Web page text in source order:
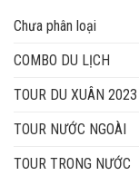
Chưa phân loại
COMBO DU LỊCH
TOUR DU XUÂN 2023
TOUR NƯỚC NGOÀI
TOUR TRONG NƯỚC